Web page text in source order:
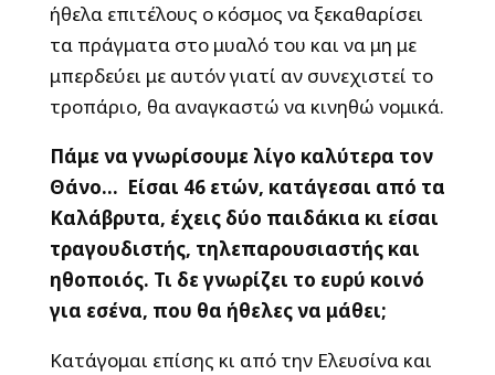
ήθελα επιτέλους ο κόσμος να ξεκαθαρίσει
τα πράγματα στο μυαλό του και να μη με
μπερδεύει με αυτόν γιατί αν συνεχιστεί το
τροπάριο, θα αναγκαστώ να κινηθώ νομικά.
Πάμε να γνωρίσουμε λίγο καλύτερα τον
Θάνο… Είσαι 46 ετών, κατάγεσαι από τα
Καλάβρυτα, έχεις δύο παιδάκια κι είσαι
τραγουδιστής, τηλεπαρουσιαστής και
ηθοποιός. Τι δε γνωρίζει το ευρύ κοινό
για εσένα, που θα ήθελες να μάθει;
Κατάγομαι επίσης κι από την Ελευσίνα και